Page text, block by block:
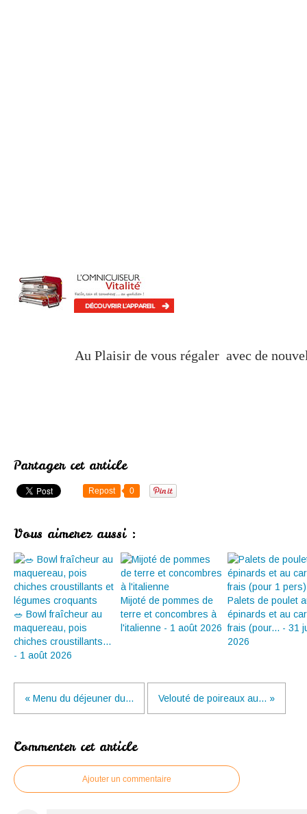
Au Plaisir de vous régaler avec de
Partager cet article
Repost 0
Vous aimerez aussi :
🥗 Bowl fraîcheur au
maquereau, pois
chiches croustillants...
- 1 août 2026
Mijoté de pommes de
terre et concombres à
l'italienne - 1 août 2026
Palets de poulet
épinards et au
frais (pour... - 31
2026
« Menu du déjeuner du... Velouté de poireaux au... »
Commenter cet article
Ajouter un commentaire